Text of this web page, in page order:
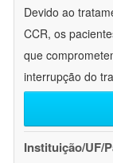
Devido ao
CCR, os
que
interrupção do
Instituição/UF/